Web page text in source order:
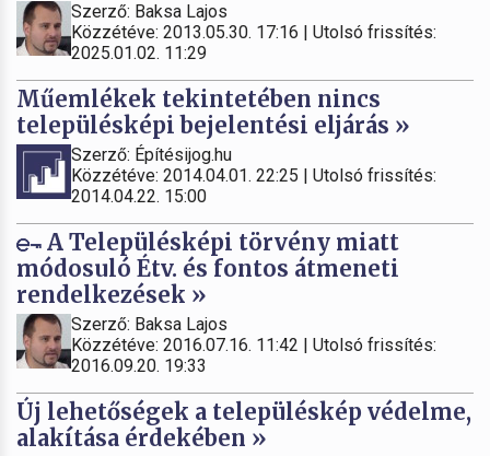
Szerző: Baksa Lajos
Közzétéve: 2013.05.30. 17:16 | Utolsó frissítés:
2025.01.02. 11:29
Műemlékek tekintetében nincs
településképi bejelentési eljárás »
Szerző: Építésijog.hu
Közzétéve: 2014.04.01. 22:25 | Utolsó frissítés:
2014.04.22. 15:00
A Településképi törvény miatt
módosuló Étv. és fontos átmeneti
rendelkezések »
Szerző: Baksa Lajos
Közzétéve: 2016.07.16. 11:42 | Utolsó frissítés:
2016.09.20. 19:33
Új lehetőségek a településkép védelme,
alakítása érdekében »